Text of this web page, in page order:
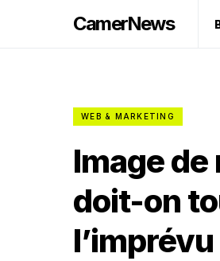
CamerNews
WEB & MARKETING
Image
doit-on
l’imprévu